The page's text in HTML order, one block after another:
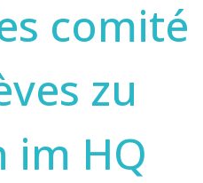
comité
zu
im HQ